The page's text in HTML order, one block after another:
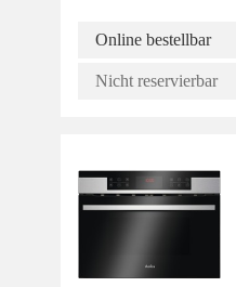
Online bestellbar
Nicht reservierbar